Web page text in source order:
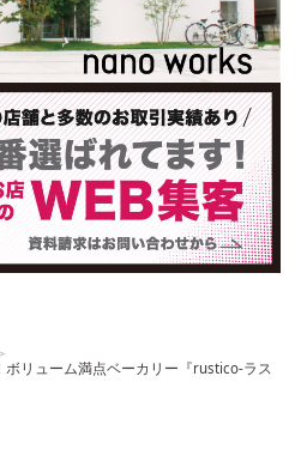
ボリューム満点ベーカリー『rustico-ラス